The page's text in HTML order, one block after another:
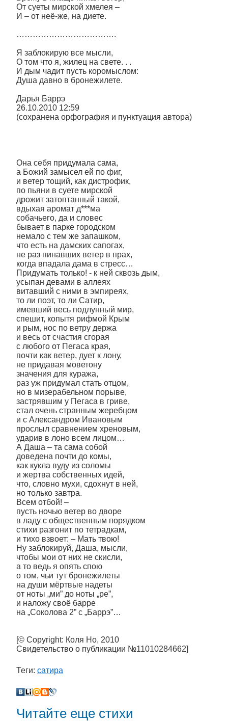
От суеты мирской хмелея –
И – от неё-же, на диете.
……………………………….
Я заблокирую все мысли,
О том что я, жилец на свете. . .
И дым чадит пусть коромыслом:
Душа давно в бронежилете.
Дарья Баррэ
26.10.2010 12:59
(сохранена орфография и пунктуация автора)
Она себя придумала сама,
а Божий замысел ей по фиг,
и ветер тощий, как дистрофик,
по пьяни в суете мирской
дрожит затоптанный такой,
вдыхая аромат д***ма
собачьего, да и словес
бывает в парке городском
немало с тем же запашком,
что есть на дамских сапогах,
не раз пинавших ветер в прах,
когда впадала дама в стресс…
Придумать только! - к ней сквозь дым,
усыпан девами в аллеях
витавший с ними в эмпиреях,
то ли поэт, то ли Сатир,
имевший весь подлунный мир,
спешит, копытя рифмой Крым
и рым, нос по ветру держа
и весь от счастия сгорая
с любого от Пегаса края,
почти как ветер, дует к лону,
не придавая моветону
значения для куража,
раз уж придумал стать отцом,
но в мизерабельном порыве,
застрявшим у Пегаса в гриве,
стал очень странным жеребцом
и с Александром Ивановым
прослыл сравнением хреновым,
ударив в лоно всем лицом…
А Даша – та сама собой
доведена почти до комы,
как кукла вуду из соломы
и жертва собственных идей,
что, словно мухи, сдохнут в ней,
но только завтра.
Всем отбой! –
пусть ночью ветер во дворе
в ладу с общественным порядком
стихи разгонит по тетрадкам,
и тихо взвоет: – Мать твою!
Ну заблокируй, Даша, мысли,
чтобы мои от них не скисли,
а то ведь я опять спою
о том, чьи тут бронежилеты
на души мёртвые надеты
от ноты „ми” до ноты „ре”,
и наложу своё барре
на „Соколова 2” с „Баррэ”…
[© Copyright: Коля Но, 2010
Свидетельство о публикации №11010284662]
Теги: сатира
Читайте еще стихи